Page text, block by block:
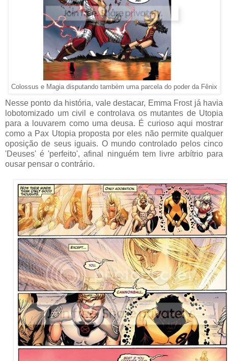
Colossus e Magia disputando também uma parcela do poder da Fênix
Nesse ponto da história, vale destacar, Emma Frost já havia
lobotomizado um civil e controlava os mutantes de Utopia
para a louvarem como uma deusa. É curioso aqui mostrar
como a Pax Utopia proposta por eles não permite qualquer
oposição de seus iguais. O mundo controlado pelos cinco
'Deuses' é 'perfeito', afinal ninguém tem livre arbítrio para
ousar pensar o contrário.